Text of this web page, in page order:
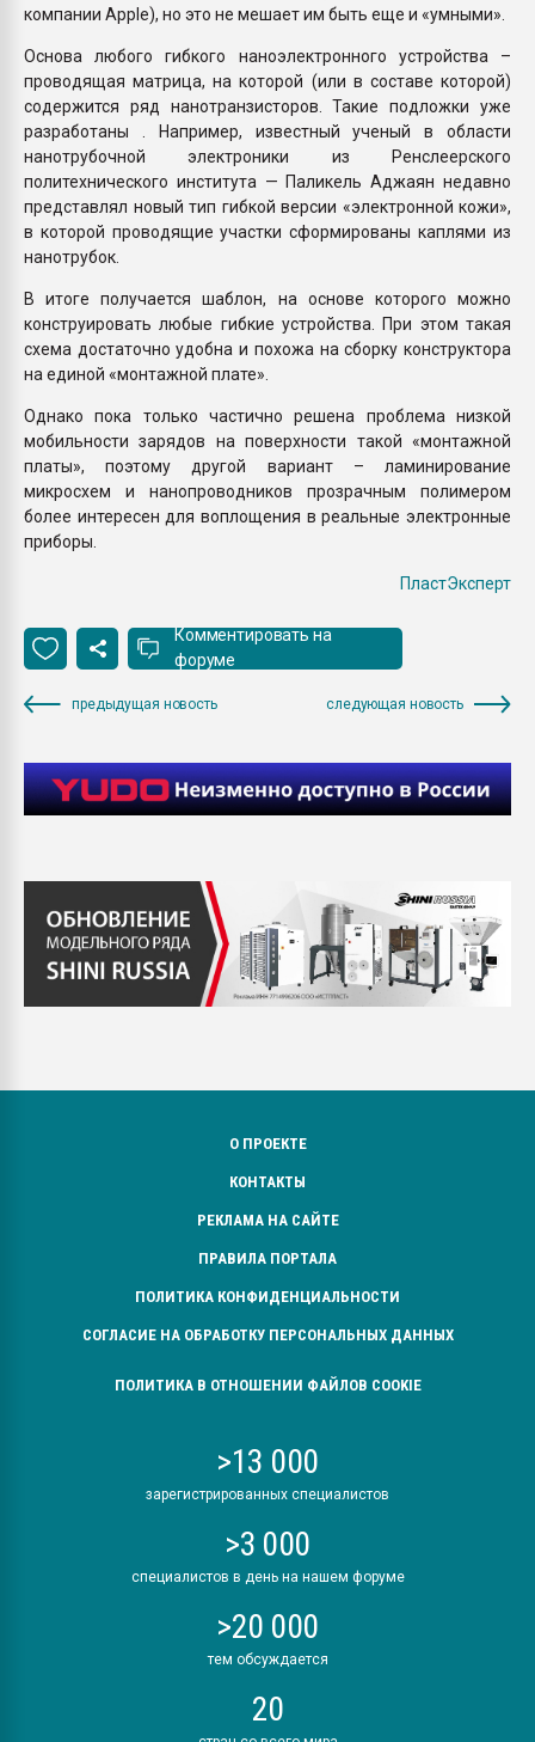
компании Apple), но это не мешает им быть еще и «умными».
Основа любого гибкого наноэлектронного устройства –
проводящая матрица, на которой (или в составе которой)
содержится ряд нанотранзисторов. Такие подложки уже
разработаны . Например, известный ученый в области
нанотрубочной электроники из Ренслеерского
политехнического института — Паликель Аджаян недавно
представлял новый тип гибкой версии «электронной кожи»,
в которой проводящие участки сформированы каплями из
нанотрубок.
В итоге получается шаблон, на основе которого можно
конструировать любые гибкие устройства. При этом такая
схема достаточно удобна и похожа на сборку конструктора
на единой «монтажной плате».
Однако пока только частично решена проблема низкой
мобильности зарядов на поверхности такой «монтажной
платы», поэтому другой вариант – ламинирование
микросхем и нанопроводников прозрачным полимером
более интересен для воплощения в реальные электронные
приборы.
ПластЭксперт
Комментировать на
форуме
предыдущая новость следующая новость
О ПРОЕКТЕ
КОНТАКТЫ
РЕКЛАМА НА САЙТЕ
ПРАВИЛА ПОРТАЛА
ПОЛИТИКА КОНФИДЕНЦИАЛЬНОСТИ
СОГЛАСИЕ НА ОБРАБОТКУ ПЕРСОНАЛЬНЫХ ДАННЫХ
ПОЛИТИКА В ОТНОШЕНИИ ФАЙЛОВ COOKIE
>13 000
зарегистрированных специалистов
>3 000
специалистов в день на нашем форуме
>20 000
тем обсуждается
20